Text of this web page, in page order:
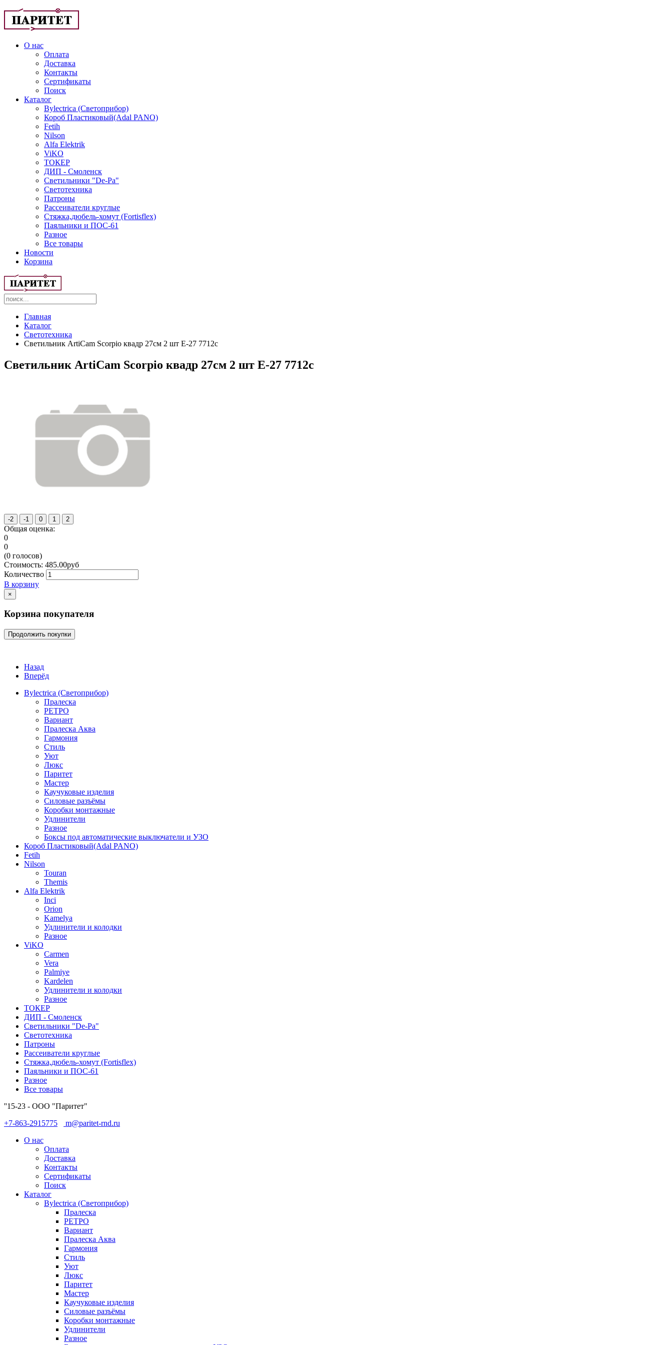
О нас
Оплата
Доставка
Контакты
Сертификаты
Поиск
Каталог
Bylectrica (Светоприбор)
Короб Пластиковый(Adal PANO)
Fetih
Nilson
Alfa Elektrik
ViKO
ТОКЕР
ДИП - Смоленск
Светильники "De-Pa"
Светотехника
Патроны
Рассеиватели круглые
Стяжка,дюбель-хомут (Fortisflex)
Паяльники и ПОС-61
Разное
Все товары
Новости
Корзина
Главная
Каталог
Светотехника
Светильник ArtiCam Scorpio квадр 27см 2 шт Е-27 7712c
Светильник ArtiCam Scorpio квадр 27см 2 шт Е-27 7712c
Общая оценка:
0
0
(0 голосов)
Стоимость: 485.00руб
Количество
В корзину
×
Корзина покупателя
Продолжить покупки
Назад
Вперёд
Bylectrica (Светоприбор)
Пралеска
РЕТРО
Вариант
Пралеска Аква
Гармония
Стиль
Уют
Люкс
Паритет
Мастер
Каучуковые изделия
Силовые разъёмы
Коробки монтажные
Удлинители
Разное
Боксы под автоматические выключатели и УЗО
Короб Пластиковый(Adal PANO)
Fetih
Nilson
Touran
Themis
Alfa Elektrik
Inci
Orion
Kamelya
Удлинители и колодки
Разное
ViKO
Carmen
Vera
Palmiye
Kardelen
Удлинители и колодки
Разное
ТОКЕР
ДИП - Смоленск
Светильники "De-Pa"
Светотехника
Патроны
Рассеиватели круглые
Стяжка,дюбель-хомут (Fortisflex)
Паяльники и ПОС-61
Разное
Все товары
''15-23 - ООО "Паритет"
+7-863-2915775
m@paritet-rnd.ru
О нас
Оплата
Доставка
Контакты
Сертификаты
Поиск
Каталог
Bylectrica (Светоприбор)
Пралеска
РЕТРО
Вариант
Пралеска Аква
Гармония
Стиль
Уют
Люкс
Паритет
Мастер
Каучуковые изделия
Силовые разъёмы
Коробки монтажные
Удлинители
Разное